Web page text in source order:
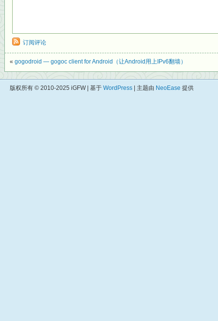
订阅评论
« gogodroid — gogoc client for Android（让Android用上IPv6翻墙）
版权所有 © 2010-2025 iGFW | 基于 WordPress | 主题由 NeoEase 提供